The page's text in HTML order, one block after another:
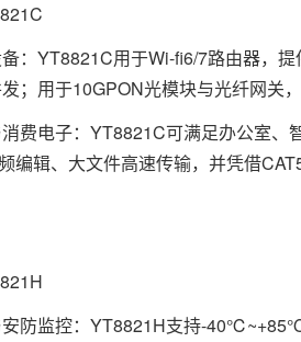
：YT8821C用于Wi-fi6/7路由器，
；用于10GPON光模块与光纤网关
费电子：YT8821C可满足办公室、
编辑、大文件高速传输，并凭借
防监控：YT8821H支持-